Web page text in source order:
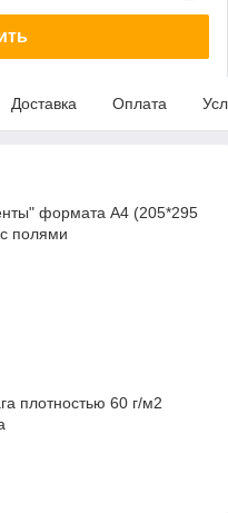
Доставка Оплата
формата А4 (205*295
полями
плотностью 60 г/м2